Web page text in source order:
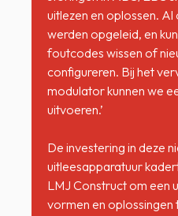
uitlezen en oplossen. Al
werden opgeleid, en
foutcodes wissen of
configureren. Bij het
modulator kunnen we
uitvoeren.’
De investering in deze
uitleesapparatuur
LMJ Construct om een
vormen en oplossingen